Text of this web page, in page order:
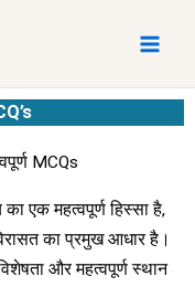
MCQs
एक महत्वपूर्ण हिस्सा है,
का प्रमुख आधार है।
और महत्वपूर्ण स्थान